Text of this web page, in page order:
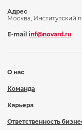
О нас
Команда
Карьера
Ответственность
Адрес
Москва, Институтский
E-mail inf@novard.ru